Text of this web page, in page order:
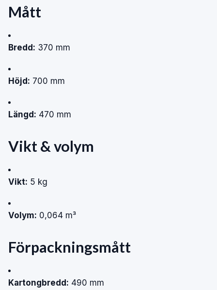
Mått
Bredd: 370 mm
Höjd: 700 mm
Längd: 470 mm
Vikt & volym
Vikt: 5 kg
Volym: 0,064 m³
Förpackningsmått
Kartongbredd: 490 mm